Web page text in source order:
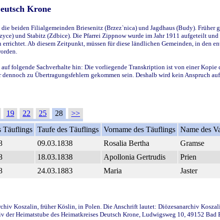
Krone
beiden Filialgemeinden Briesenitz (Brzez`nica) und Jagdhaus (Budy). Früher
und Stabitz (Zdbice). Die Pfarrei Zippnow wurde im Jahr 1911 aufgeteilt
Ab diesem Zeitpunkt, müssen für diese ländlichen Gemeinden, in den
folgende Sachverhalte hin: Die vorliegende Transkription ist von einer
zu Übertragungsfehlern gekommen sein. Deshalb wird kein Anspruch
19 22 25 28
>>
Täuflings Taufe des Täuflings Vorname des Täuflings Name des
09.03.1838 Rosalia Bertha
Gramse
18.03.1838 Apollonia Gertrudis
Prien
24.03.1883 Maria Jaster
Koszalin, früher Köslin, in Polen. Die Anschrift lautet: Diözesanarchiv
Heimatstube des Heimatkreises Deutsch Krone, Ludwigsweg 10, 49152